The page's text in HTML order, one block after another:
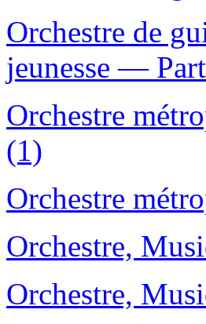
Orchestre de
jeunesse —
Orchestre
(1)
Orchestre
Orchestre,
Orchestre,